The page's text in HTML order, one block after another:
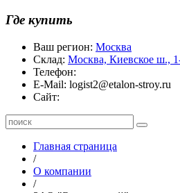
Где купить
Ваш регион: Москва
Склад: Москва, Киевское ш.,
Телефон:
E-Mail: logist2@etalon-stroy.ru
Сайт:
Главная страница
/
О компании
/